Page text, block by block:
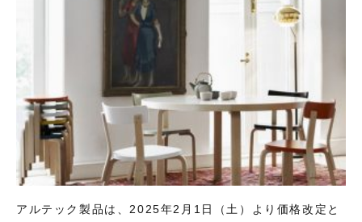
アルテック製品は、2025年2月1日（土）より価格改定と